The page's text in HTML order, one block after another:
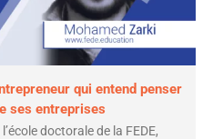
qui entend penser
ses entreprises
doctorale de la FEDE,